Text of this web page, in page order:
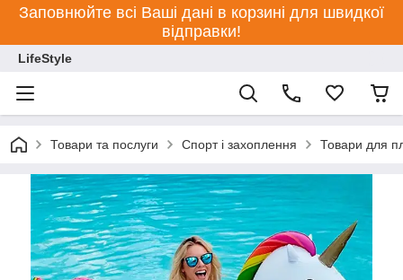
Заповнюйте всі Ваші дані в корзині для швидкої
відправки!
LifeStyle
Товари та послуги Спорт і захоплення Товари для